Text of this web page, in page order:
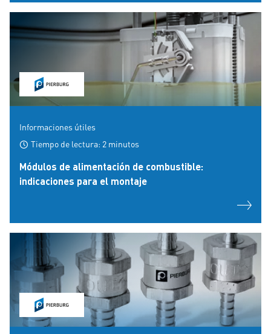
Informaciones útiles
Tiempo de lectura: 2 minutos
Módulos de alimentación de combustible:
indicaciones para el montaje